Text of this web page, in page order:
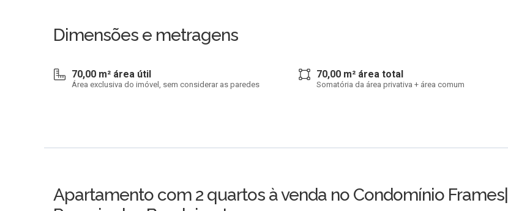
Dimensões e metragens
70,00 m² área útil
Área exclusiva do imóvel, sem considerar as paredes
70,00 m² área total
Somatória da área privativa + área comum
Apartamento com 2 quartos à venda no Condomínio Frames|